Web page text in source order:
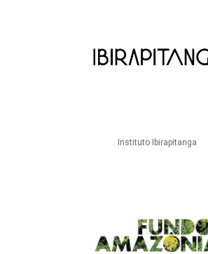
Instituto Ibirapitanga